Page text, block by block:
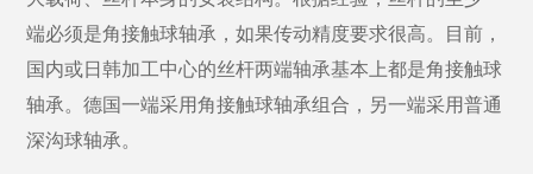
端必须是角接触球轴承，如果传动精度要求很高。目前，
国内或日韩加工中心的丝杆两端轴承基本上都是角接触球
轴承。德国一端采用角接触球轴承组合，另一端采用普通
深沟球轴承。